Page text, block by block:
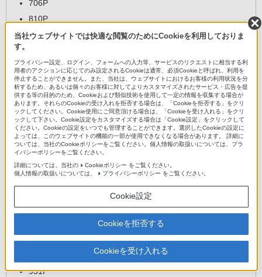
706P
810P
820P
822P
823P
824P
830P
831P
832P
840P for Biz
842P
921P
931P
当社ウェブサイトでは快適な閲覧のためにCookieを利用しておりま
す。
プライバシー設定、ログイン、フォームへの入力等、サービスのリクエストに相当する利
用者のアクションに応じてのみ設定されるCookieは通常、必須Cookieと呼ばれ、利用を
停止することができません。また、当社は、ウェブサイトにおけるお客様の利用状況を分
析するため、あるいは個々のお客様に対してよりカスタマイズされたサービス・広告を提
供する等の目的のため、Cookieおよび類似技術を使用して一定の情報を収集する場合が
あります。それらのCookieの受け入れを拒否する場合は、「Cookieを拒否する」をクリ
ックしてください。Cookie使用にご同意頂ける場合は、「Cookieを受け入れる」をクリ
ックして下さい。Cookie設定をカスタマイズする場合は「Cookie設定」をクリックして
ください。Cookieの設定をいつでも管理することができます。選択したCookieの設定に
よっては、このウェブサイトの機能の一部が使用できなくなる場合があります。 詳細に
ついては、当社のCookieポリシーをご覧ください。個人情報の取扱いについては、プラ
イバシーポリシーをご覧ください。
詳細については、当社の
Cookieポリシー をご覧ください。
個人情報の取扱いについては、
プライバシーポリシー をご覧ください。
Cookie設定
Cookieを拒否する
Cookieを受け入れる